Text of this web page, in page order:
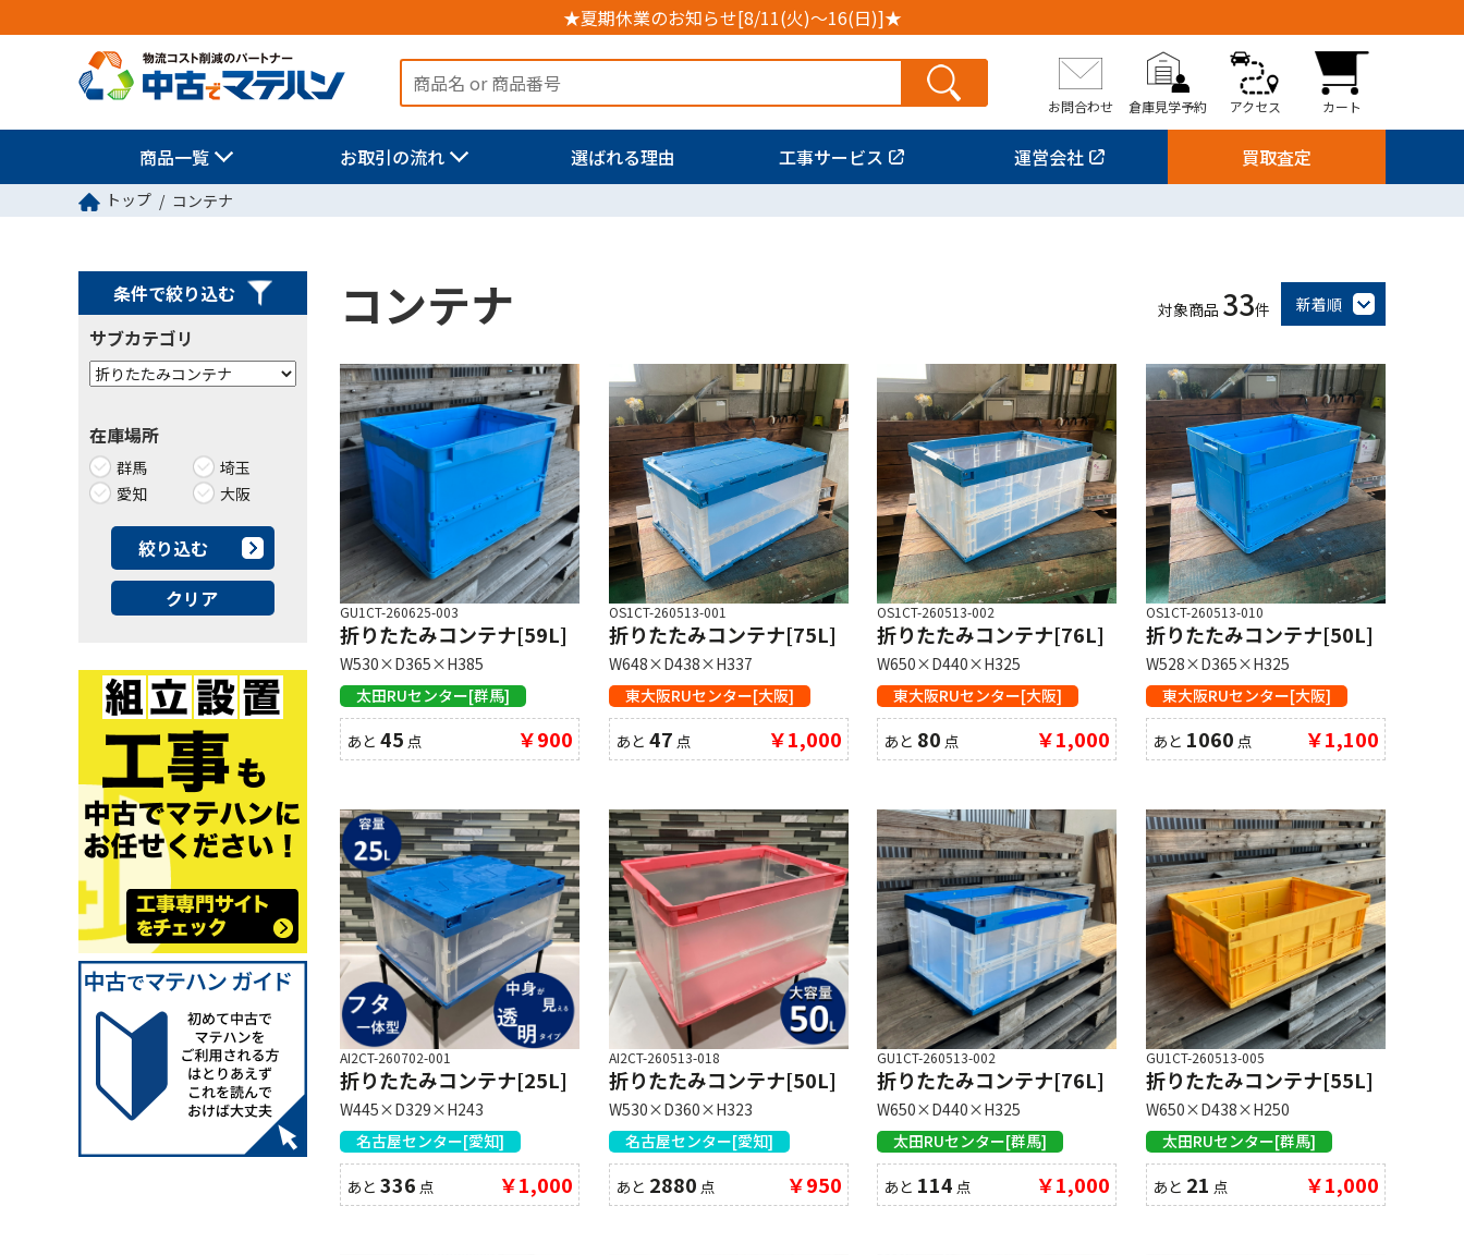
★夏期休業のお知らせ[8/11(火)～16(日)]★
お問合わせ 倉庫見学予約 アクセス カート
商品一覧 お取引の流れ 選ばれる理由 工事サービス 運営会社 買取査定
トップ コンテナ
コンテナ 対象商品 33件 新着順
GU1CT-260625-003
折りたたみコンテナ[59L]
W530×D365×H385
太田RUセンター[群馬]
あと 45 点 ￥900
OS1CT-260513-001
折りたたみコンテナ[75L]
W648×D438×H337
東大阪RUセンター[大阪]
あと 47 点 ￥1,000
OS1CT-260513-002
折りたたみコンテナ[76L]
W650×D440×H325
東大阪RUセンター[大阪]
あと 80 点 ￥1,000
OS1CT-260513-010
折りたたみコンテナ[50L]
W528×D365×H325
東大阪RUセンター[大阪]
あと 1060 点 ￥1,100
AI2CT-260702-001
折りたたみコンテナ[25L]
W445×D329×H243
名古屋センター[愛知]
あと 336 点 ￥1,000
AI2CT-260513-018
折りたたみコンテナ[50L]
W530×D360×H323
名古屋センター[愛知]
あと 2880 点 ￥950
GU1CT-260513-002
折りたたみコンテナ[76L]
W650×D440×H325
太田RUセンター[群馬]
あと 114 点 ￥1,000
GU1CT-260513-005
折りたたみコンテナ[55L]
W650×D438×H250
太田RUセンター[群馬]
あと 21 点 ￥1,000
条件で絞り込む
サブカテゴリ
在庫場所
群馬
埼玉
愛知
大阪
絞り込む
クリア